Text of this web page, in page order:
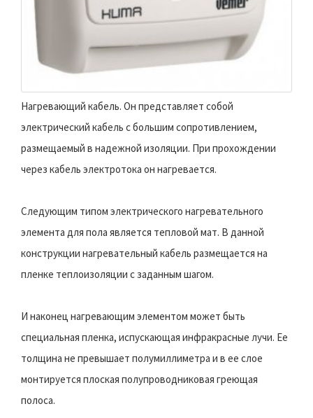
Нагревающий кабель. Он представляет собой
электрический кабель с большим сопротивлением,
размещаемый в надежной изоляции. При прохождении
через кабель электротока он нагревается.
Следующим типом электрического нагревательного
элемента для пола является тепловой мат. В данной
конструкции нагревательный кабель размещается на
пленке теплоизоляции с заданным шагом.
И наконец нагревающим элементом может быть
специальная пленка, испускающая инфракрасные лучи. Ее
толщина не превышает полумиллиметра и в ее слое
монтируется плоская полупроводниковая греющая
полоса.